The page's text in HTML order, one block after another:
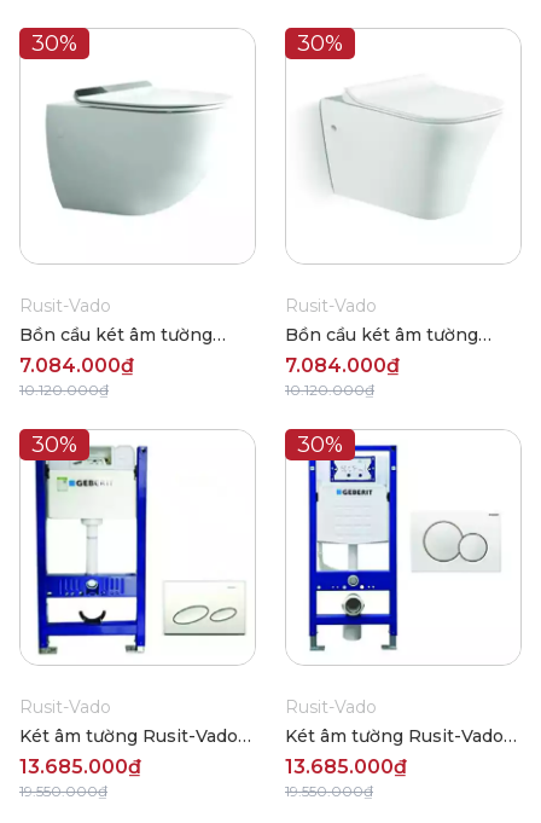
30%
Rusit-Vado
Bồn cầu két âm tường
Rusit-Vado RUW6600
7.084.000₫
10.120.000₫
30%
Rusit-Vado
Bồn cầu két âm tường
Rusit-Vado RUW8800
7.084.000₫
10.120.000₫
30%
Rusit-Vado
Két âm tường Rusit-Vado
RUWC0066
13.685.000₫
19.550.000₫
30%
Rusit-Vado
Két âm tường Rusit-Vado
RUWC0088
13.685.000₫
19.550.000₫